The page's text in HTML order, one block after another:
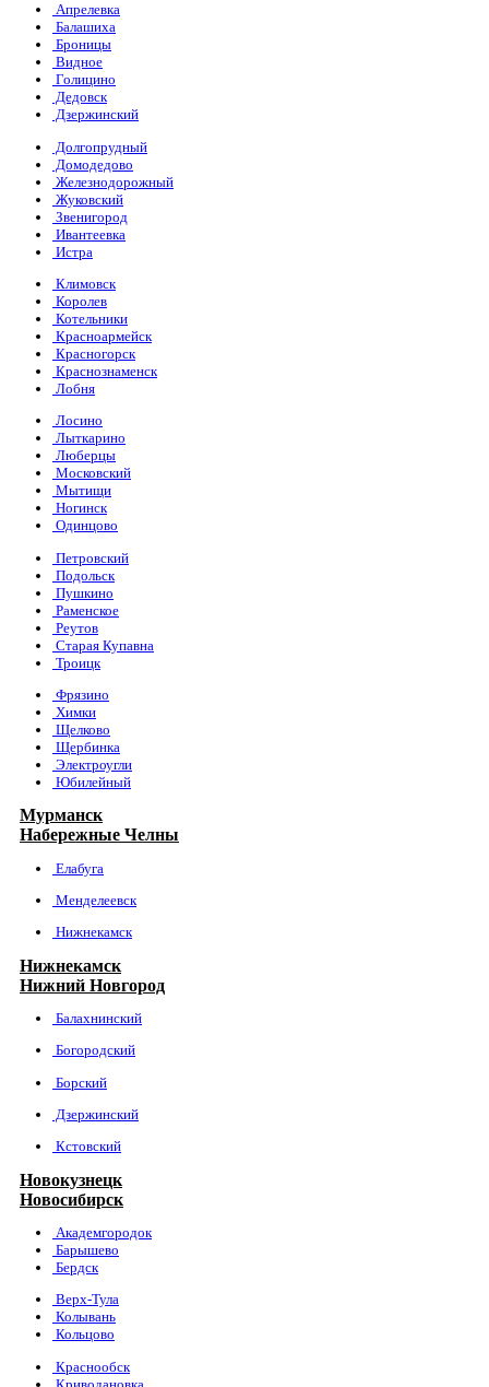
Апрелевка
Балашиха
Броницы
Видное
Голицино
Дедовск
Дзержинский
Долгопрудный
Домодедово
Железнодорожный
Жуковский
Звенигород
Ивантеевка
Истра
Климовск
Королев
Котельники
Красноармейск
Красногорск
Краснознаменск
Лобня
Лосино
Лыткарино
Люберцы
Московский
Мытищи
Ногинск
Одинцово
Петровский
Подольск
Пушкино
Раменское
Реутов
Старая Купавна
Троицк
Фрязино
Химки
Щелково
Щербинка
Электроугли
Юбилейный
Мурманск
Набережные Челны
Елабуга
Менделеевск
Нижнекамск
Нижнекамск
Нижний Новгород
Балахнинский
Богородский
Борский
Дзержинский
Кстовский
Новокузнецк
Новосибирск
Академгородок
Барышево
Бердск
Верх-Тула
Колывань
Кольцово
Краснообск